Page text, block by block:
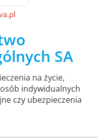
SA
na życie,
indywidualnych
czy ubezpieczenia